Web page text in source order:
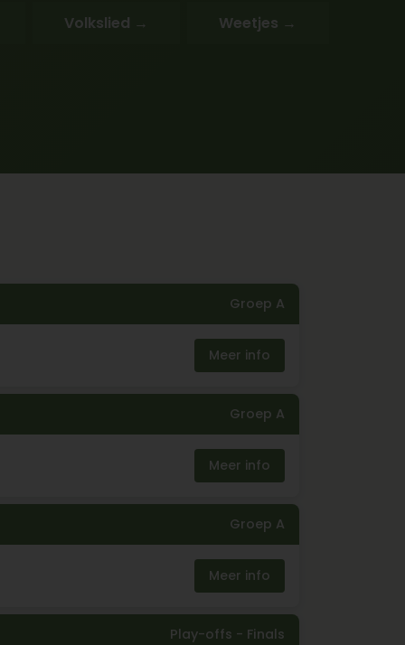
Volkslied → Weetjes →
Groep A
Meer info
Groep A
Meer info
Groep A
Meer info
Play-offs - Finals